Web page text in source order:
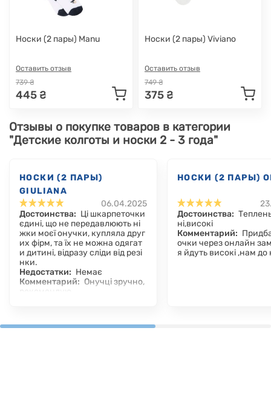
Носки (2 пары) Manu
Оставить отзыв
739 ₴
445 ₴
Носки (2 пары) Viviano
Оставить отзыв
749 ₴
375 ₴
Отзывы о покупке товаров в категории
"Детские колготы и носки 2 - 3 года"
НОСКИ (2 ПАРЫ)
GIULIANA
06.04.2025
Достоинства: Ці шкарпеточки
єдині, що не передавлюють ні
жки моєї онучки, купляла друг
их фірм, та їх не можна одягат
и дитині, відразу сліди від резі
нки.
Недостатки: Немає
Комментарий: Онучці зручно,
НОСКИ (2 ПАРЫ)
Достоинства:
ні,високі
Комментарий:
очки через онлайн
я йдуть високі ,нам до